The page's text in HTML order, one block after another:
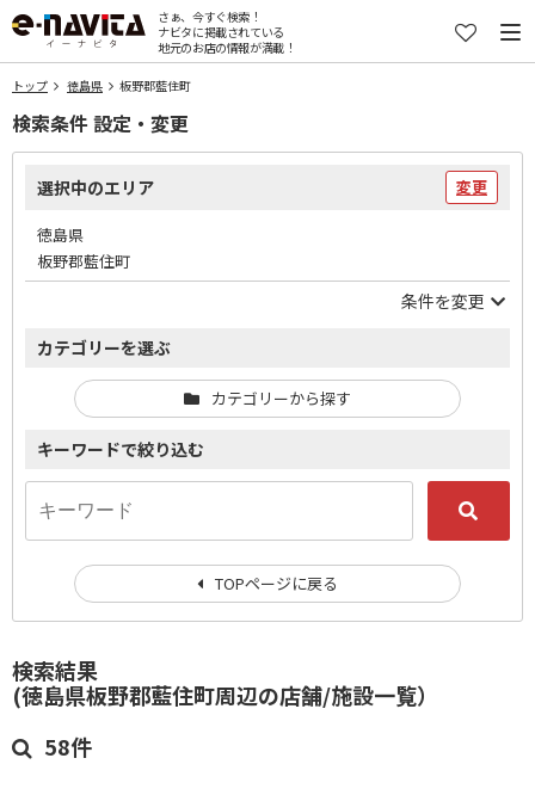
さぁ、今すぐ検索！
ナビタに掲載されている
地元のお店の情報が満載！
トップ 徳島県 板野郡藍住町
検索結果
(徳島県板野郡藍住町周辺の店舗/施設一覧）
58件
検索条件 設定・変更
選択中のエリア 変更
徳島県
板野郡藍住町
条件を変更
カテゴリーを選ぶ
カテゴリーから探す
キーワードで絞り込む
TOPページに戻る